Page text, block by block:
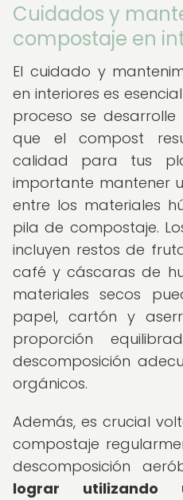
Cuidados y
compostaje en
El cuidado y
en interiores es
proceso se
que el compost
calidad para tus
importante mantener
entre los materiales
pila de compostaje.
incluyen restos de
café y cáscaras de
materiales secos
papel, cartón y
proporción
descomposición
orgánicos.
Además, es crucial
compostaje
descomposición
lograr